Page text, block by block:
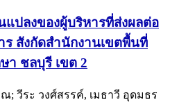
แปลงของผู้บริหารที่ส่งผลต่อ
ร สังกัดสำนักงานเขตพื้นที่
า ชลบุรี เขต 2
วีระ วงศ์สรรค์, เมธาวี อุดมธร